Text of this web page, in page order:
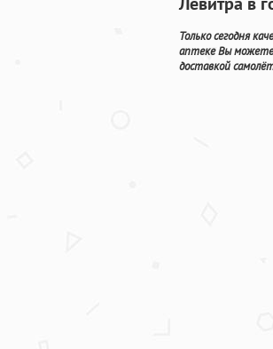
Только сегодня
аптеке Вы
доставкой